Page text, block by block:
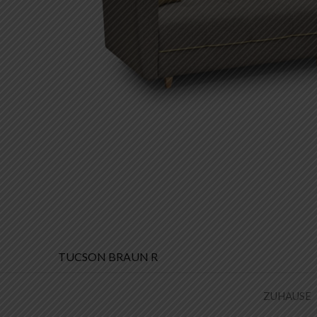
Beitrags-
TUCSON BRAUN R
ZUHAUSE